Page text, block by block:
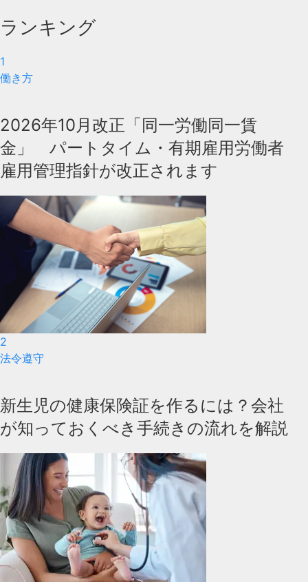
ランキング
1
働き方
2026年10月改正「同一労働同一賃
金」 パートタイム・有期雇用労働者
雇用管理指針が改正されます
2
法令遵守
新生児の健康保険証を作るには？会社
が知っておくべき手続きの流れを解説